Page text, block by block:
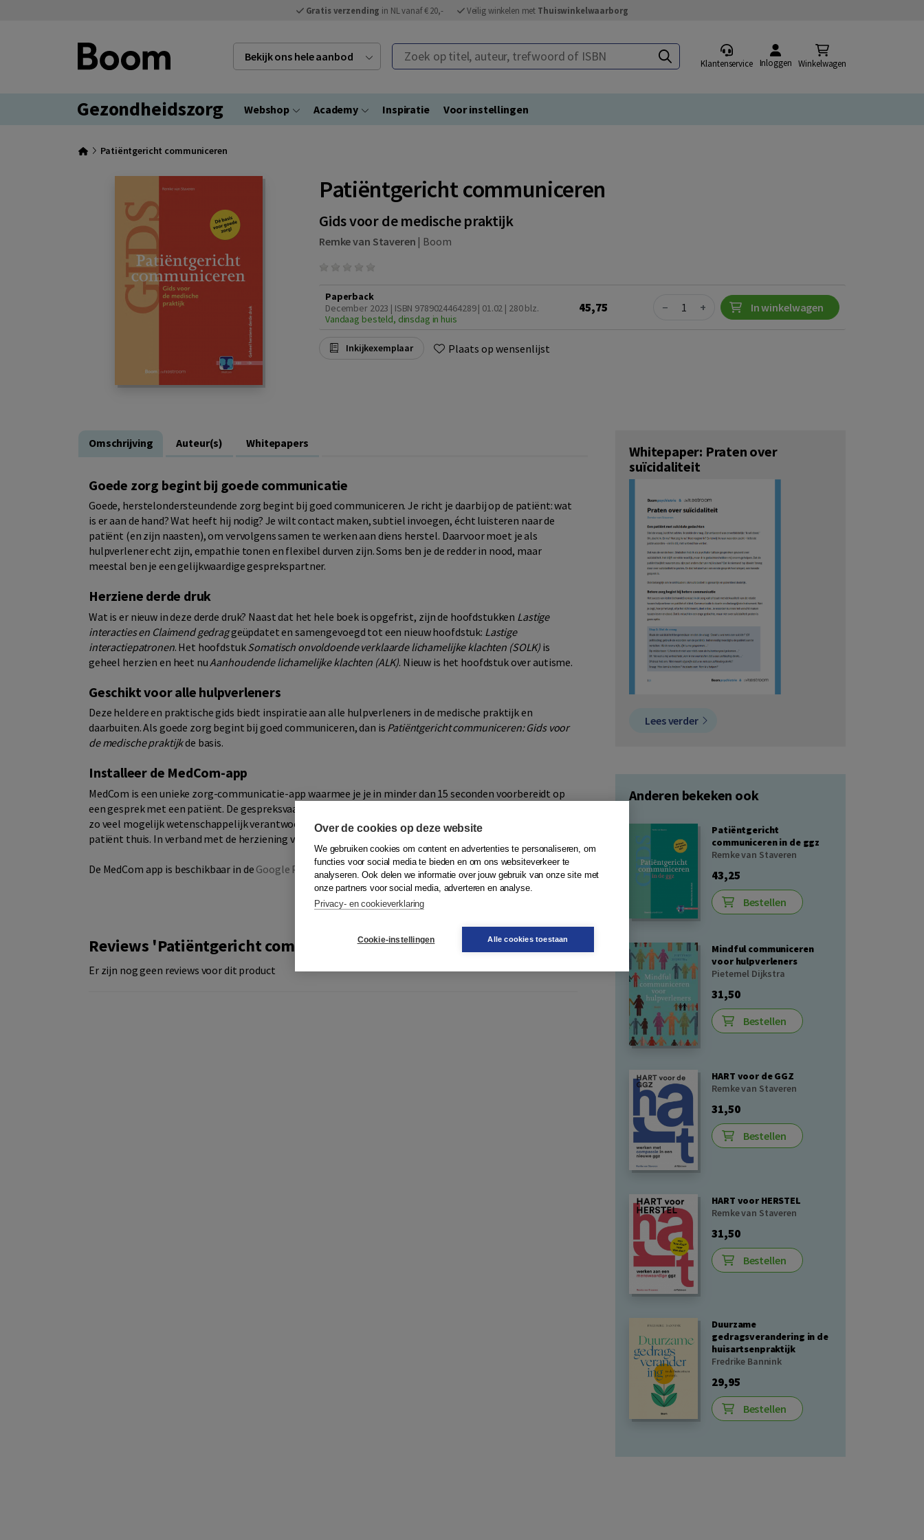
Gratis verzending in NL vanaf € 20,- Veilig winkelen met Thuiswinkelwaarborg
Bekijk ons hele aanbod Zoek op titel, auteur, trefwoord of ISBN
Klantenservice Inloggen Winkelwagen
Gezondheidszorg Webshop Academy Inspiratie Voor instellingen
Patiëntgericht communiceren
Patiëntgericht communiceren
Gids voor de medische praktijk
Remke van Staveren | Boom
Paperback
December 2023 | ISBN 9789024464289 | 01.02 | 280 blz.
Vandaag besteld, dinsdag in huis
45,75 Quantity
− + In winkelwagen
Inkijkexemplaar Plaats op wensenlijst
Omschrijving Auteur(s) Whitepapers
Goede zorg begint bij goede communicatie
Goede, herstelondersteundende zorg begint bij goed communiceren. Je richt je daarbij op de patiënt: wat
is er aan de hand? Wat heeft hij nodig? Je wilt contact maken, subtiel invoegen, écht luisteren naar de
patiënt (en zijn naasten), om vervolgens samen te werken aan diens herstel. Daarvoor moet je als
hulpverlener echt zijn, empathie tonen en flexibel durven zijn. Soms ben je de redder in nood, maar
meestal ben je een gelijkwaardige gesprekspartner.
Herziene derde druk
Wat is er nieuw in deze derde druk? Naast dat het hele boek is opgefrist, zijn de hoofdstukken Lastige
interacties en Claimend gedraggeüpdatet en samengevoegd tot een nieuw hoofdstuk: Lastige
interactiepatronen. Het hoofdstukSomatisch onvoldoende verklaarde lichamelijke klachten (SOLK) is
geheel herzien en heet nu Aanhoudende lichamelijke klachten (ALK). Nieuw is het hoofdstuk over autisme.
Geschikt voor alle hulpverleners
Deze heldere en praktische gids biedt inspiratie aan alle hulpverleners in de medische praktijk en
daarbuiten. Als goede zorg begint bij goed communiceren, dan is Patiëntgericht communiceren: Gids voor
de medische praktijkde basis.
Installeer de MedCom-app
MedCom is een unieke zorg-communicatie-app waarmee je je in minder dan 15 seconden voorbereidt op
een gesprek met een patiënt. De gespreksvaardigheden zijn patiëntgericht: naast respectvol en effectief,
zo veel mogelijk wetenschappelijk verantwoord. Handig voor in de spreekkamer, op de afdeling of bij de
patiënt thuis. In verband met de herziening van het boek is ook de app geheel herzien.
De MedCom app is beschikbaar in de Google Play store(Android) en in deApp Store (iOS).
Reviews 'Patiëntgericht communiceren'
Er zijn nog geen reviews voor dit product
Whitepaper: Praten over
suïcidaliteit
Lees verder
Anderen bekeken ook
Patiëntgericht
communiceren in de ggz
Remke van Staveren
43,25
Bestellen
Mindful communiceren
voor hulpverleners
Pieternel Dijkstra
31,50
Bestellen
HART voor de GGZ
Remke van Staveren
31,50
Bestellen
HART voor HERSTEL
Remke van Staveren
31,50
Bestellen
Duurzame
gedragsverandering in de
huisartsenpraktijk
Fredrike Bannink
29,95
Bestellen
Over de cookies op deze website
We gebruiken cookies om content en advertenties te personaliseren, om
functies voor social media te bieden en om ons websiteverkeer te
analyseren. Ook delen we informatie over jouw gebruik van onze site met
onze partners voor social media, adverteren en analyse.
Privacy- en cookieverklaring
Cookie-instellingen Alle cookies toestaan